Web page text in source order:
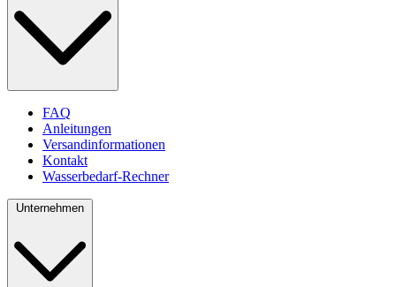
FAQ
Anleitungen
Versandinformationen
Kontakt
Wasserbedarf-Rechner
Unternehmen